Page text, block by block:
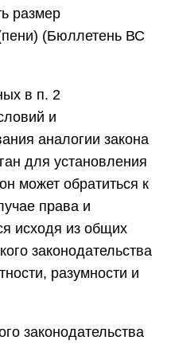
размер
(Бюллетень ВС
в п. 2
и
аналогии закона
для установления
может обратиться к
права и
исходя из общих
законодательства
разумности и
законодательства